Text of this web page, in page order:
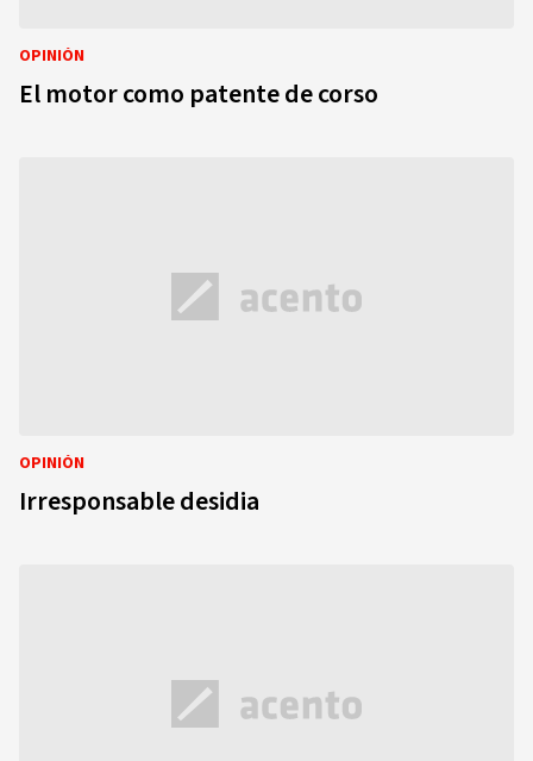
OPINIÓN
El motor como patente de corso
OPINIÓN
Irresponsable desidia